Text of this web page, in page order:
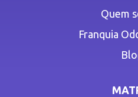
Quem
Franquia